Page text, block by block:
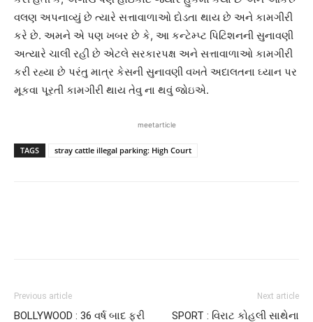
વલણ અપનાવ્યું છે ત્યારે સત્તાવાળાઓ દોડતા થાય છે અને કામગીરી
કરે છે. અમને એ પણ ખબર છે કે, આ કન્ટેમ્પ્ટ પિટિશનની સુનાવણી
અત્યારે ચાલી રહી છે એટલે સરકારપક્ષ અને સત્તાવાળાઓ કામગીરી
કરી રહ્યા છે પરંતુ માત્ર કેસની સુનાવણી વખતે અદાલતના ઘ્યાન પર
મૂકવા પૂરતી કામગીરી થાય તેવુ ના થવું જોઇએ.
meetarticle
TAGS stray cattle illegal parking: High Court
Previous article
BOLLYWOOD : 36 વર્ષ બાદ ફરી
Next article
SPORT : વિરાટ કોહલી સાથેના